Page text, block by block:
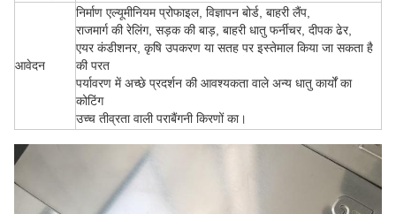
आवेदन
निर्माण एल्यूमीनियम प्रोफाइल, विज्ञापन बोर्ड, बाहरी लैंप,
राजमार्ग की रेलिंग, सड़क की बाड़, बाहरी धातु फर्नीचर, दीपक ढेर,
एयर कंडीशनर, कृषि उपकरण या सतह पर इस्तेमाल किया जा सकता है
की परत
पर्यावरण में अच्छे प्रदर्शन की आवश्यकता वाले अन्य धातु कार्यों का
कोटिंग
उच्च तीव्रता वाली पराबैंगनी किरणों का।